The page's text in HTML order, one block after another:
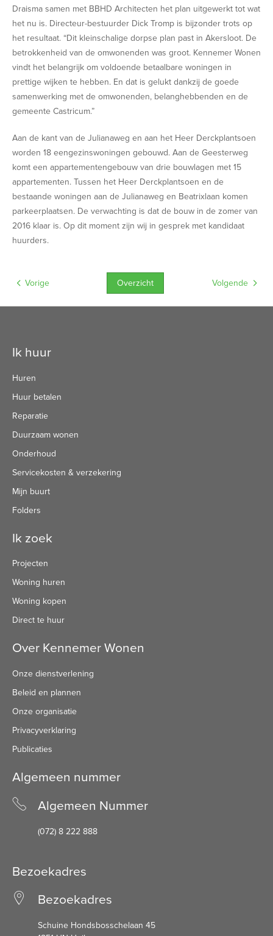
Draisma samen met BBHD Architecten het plan uitgewerkt tot wat
het nu is. Directeur-bestuurder Dick Tromp is bijzonder trots op
het resultaat. “Dit kleinschalige dorpse plan past in Akersloot. De
betrokkenheid van de omwonenden was groot. Kennemer Wonen
vindt het belangrijk om voldoende betaalbare woningen in
prettige wijken te hebben. En dat is gelukt dankzij de goede
samenwerking met de omwonenden, belanghebbenden en de
gemeente Castricum.”
Aan de kant van de Julianaweg en aan het Heer Derckplantsoen
worden 18 eengezinswoningen gebouwd. Aan de Geesterweg
komt een appartementengebouw van drie bouwlagen met 15
appartementen. Tussen het Heer Derckplantsoen en de
bestaande woningen aan de Julianaweg en Beatrixlaan komen
parkeerplaatsen. De verwachting is dat de bouw in de zomer van
2016 klaar is. Op dit moment zijn wij in gesprek met kandidaat
huurders.
Volgende
Overzicht
Vorige
Contactinformatie
Ik huur
Huren
Huur betalen
Reparatie
Duurzaam wonen
Onderhoud
Servicekosten & verzekering
Mijn buurt
Folders
Ik zoek
Projecten
Woning huren
Woning kopen
Direct te huur
Over Kennemer Wonen
Onze dienstverlening
Beleid en plannen
Onze organisatie
Privacyverklaring
Publicaties
Algemeen nummer
Algemeen Nummer
(072) 8 222 888
Bezoekadres
Bezoekadres
Schuine Hondsbosschelaan 45